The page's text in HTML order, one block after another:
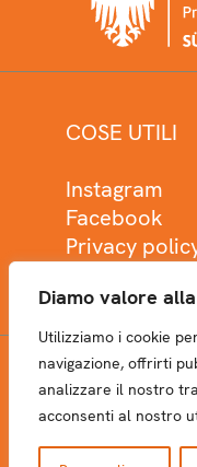
Diamo valore
Utilizziamo i cookie
navigazione, offrirti
analizzare il nostro
acconsenti al nostro
COSE UTILI
Instagram
Facebook
Privacy